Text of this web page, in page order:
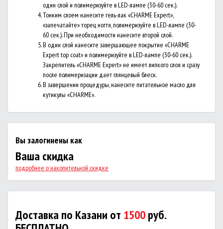
один слой и полимеризуйте в LED-лампе (30-60 сек.).
Тонким слоем нанесите гель-лак «CHARME Expert»,
«запечатайте» торец ногтя, полимеризуйте в LED-лампе (30-
60 сек.). При необходимости нанесите второй слой.
В один слой нанесите завершающее покрытие «CHARME
Expert top coat» и полимеризуйте в LED-лампе (30-60 сек.).
Закрепитель «CHARME Expert» не имеет липкого слоя и сразу
после полимеризации дает глянцевый блеск.
В завершении процедуры, нанесите питательное масло для
кутикулы «CHARME».
Вы залогинены как
Ваша скидка
подробнее о накопительной скидке
Доставка по Казани от 1500руб.